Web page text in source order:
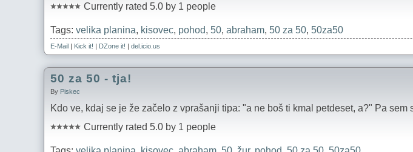
Currently rated 5.0 by 1 people
Tags: velika planina, kisovec, pohod, 50, abraham, 50 za 50, 50za50
E-Mail | Kick it! | DZone it! | del.icio.us
50 za 50 - tja!
By Piskec
Kdo ve, kdaj se je že začelo z vprašanji tipa: "a ne boš ti kmal petdeset, a?" Pa sem
Currently rated 5.0 by 1 people